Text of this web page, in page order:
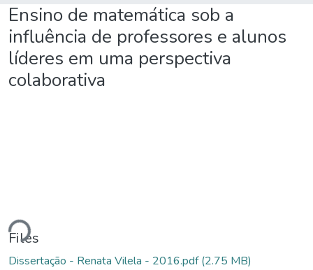
Ensino de matemática sob a
influência de professores e alunos
líderes em uma perspectiva
colaborativa
Files
Dissertação - Renata Vilela - 2016.pdf(2.75 MB)